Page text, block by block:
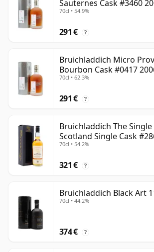
Sauternes Cask #3460
70cl • 54.9%
291 € ?
Bruichladdich Micro
Bourbon Cask #0417
70cl • 62.3%
291 € ?
Bruichladdich The
Scotland Single Cask
años
70cl • 54.2%
321 € ?
Bruichladdich Black Art
70cl • 44.2%
374 € ?